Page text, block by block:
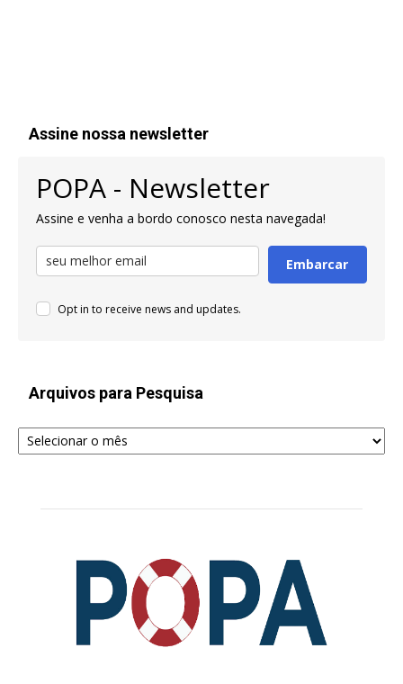
Assine nossa newsletter
POPA - Newsletter
Assine e venha a bordo conosco nesta navegada!
Embarcar
Opt in to receive news and updates.
Arquivos para Pesquisa
Arquivos
para